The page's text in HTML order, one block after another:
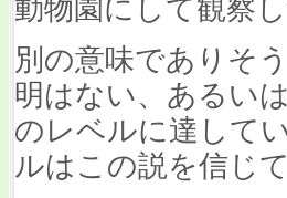
動物園にして観察
別の意味でありそ
明はない、あるい
のレベルに達して
ルはこの説を信じ